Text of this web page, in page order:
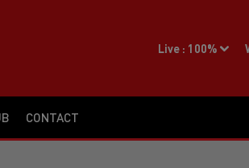
CONTACT
Live : 100%